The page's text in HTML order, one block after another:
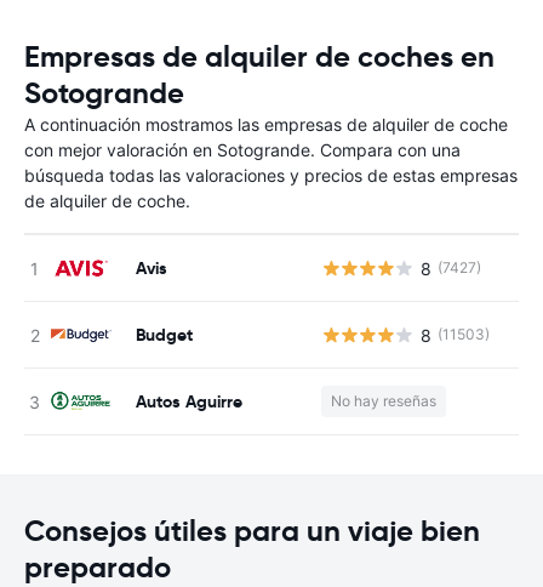
Empresas de alquiler de coches en
Sotogrande
A continuación mostramos las empresas de alquiler de coche
con mejor valoración en Sotogrande. Compara con una
búsqueda todas las valoraciones y precios de estas empresas
de alquiler de coche.
Avis 8 (7427)
Budget 8 (11503)
Autos Aguirre No hay reseñas
Consejos útiles para un viaje bien
preparado